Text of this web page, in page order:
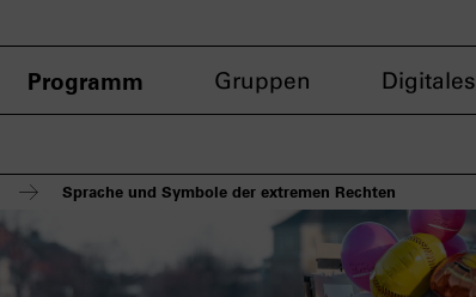
Programm Gruppen Digitales
Sprache und Symbole der extremen Rechten